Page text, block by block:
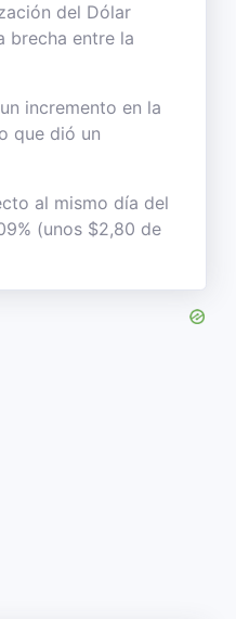
del Dólar
brecha entre la
incremento en la
que dió un
al mismo día del
(unos $2,80 de